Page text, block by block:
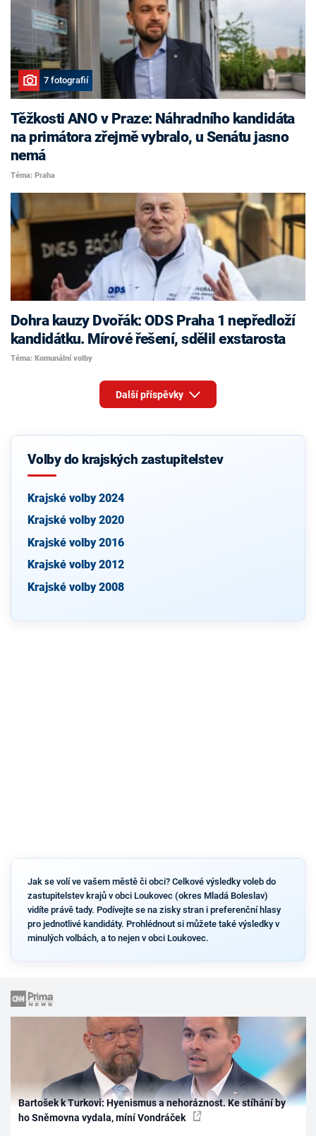
7 fotografií
Těžkosti ANO v Praze: Náhradního kandidáta
na primátora zřejmě vybralo, u Senátu jasno
nemá
Téma: Praha
Dohra kauzy Dvořák: ODS Praha 1 nepředloží
kandidátku. Mírové řešení, sdělil exstarosta
Téma: Komunální volby
Další příspěvky
Volby do krajských zastupitelstev
Krajské volby 2024
Krajské volby 2020
Krajské volby 2016
Krajské volby 2012
Krajské volby 2008
Jak se volí ve vašem městě či obci? Celkové výsledky voleb do
zastupitelstev krajů v obci Loukovec (okres Mladá Boleslav)
vidíte právě tady. Podívejte se na zisky stran i preferenční hlasy
pro jednotlivé kandidáty. Prohlédnout si můžete také výsledky v
minulých volbách, a to nejen v obci Loukovec.
Bartošek k Turkovi: Hyenismus a nehoráznost. Ke stíhání by
ho Sněmovna vydala, míní Vondráček